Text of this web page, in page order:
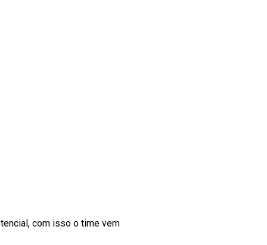
com isso o time vem